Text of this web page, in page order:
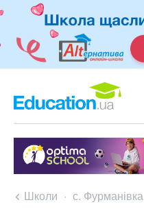
Школи с. Фурманівка